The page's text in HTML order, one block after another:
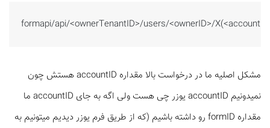
formapi/api/<ownerTenantID>/users/<ownerID>/
مشکل اصلیه ما در درخواست بالا مقداره accountID هستش چون
نمیدونیم accountID یوزر چی هست ولی اگه به جای accountID ما
مقداره formID رو داشته باشیم (که از طریق فرم یوزر دیدیم میتونیم به